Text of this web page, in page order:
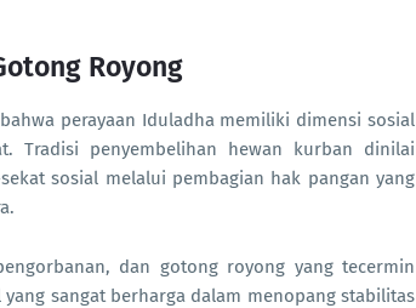
Royong
perayaan Iduladha memiliki dimensi sosial
Tradisi penyembelihan hewan kurban dinilai
sosial melalui pembagian hak pangan yang
dan gotong royong yang tecermin
sangat berharga dalam menopang stabilitas